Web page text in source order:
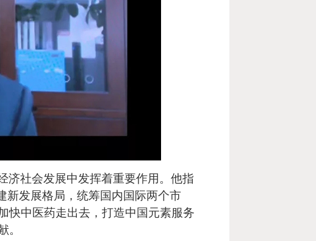
济社会发展中发挥着重要作用。他指
新发展格局，统筹国内国际两个市
快中医药走出去，打造中国元素服务
。